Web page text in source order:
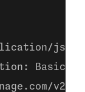
Basic
v2/